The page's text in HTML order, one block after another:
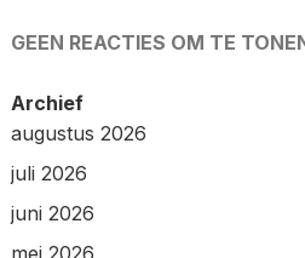
GEEN REACTIES OM TE
Archief
augustus 2026
juli 2026
juni 2026
mei 2026